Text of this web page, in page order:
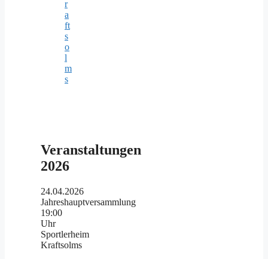
r
a
ft
s
o
l
m
s
Veranstaltungen
2026
24.04.2026
Jahreshauptversammlung
19:00
Uhr
Sportlerheim
Kraftsolms